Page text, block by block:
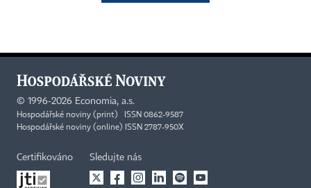
© 1996-2026 Economia, a.s.
Hospodářské noviny (print) ISSN 0862-9587
Hospodářské noviny (online) ISSN 2787-950X
Certifikováno Sledujte nás